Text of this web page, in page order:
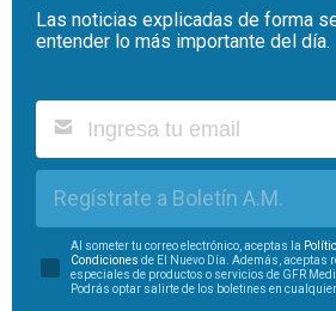
Las noticias explicadas de forma
entender lo más importante del día.
Regístrate a Boletín A.M.
Al someter tu correo electrónico, aceptas la
Condiciones de El Nuevo Día. Además, aceptas
especiales de productos o servicios de GFR
Podrás optar salirte de los boletines en cualquier